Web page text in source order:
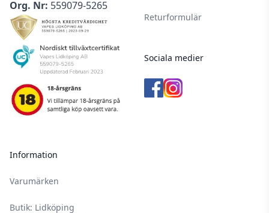
Org. Nr: 559079-5265
Information
Varumärken
Butik: Lidköping
Returformulär
Sociala medier